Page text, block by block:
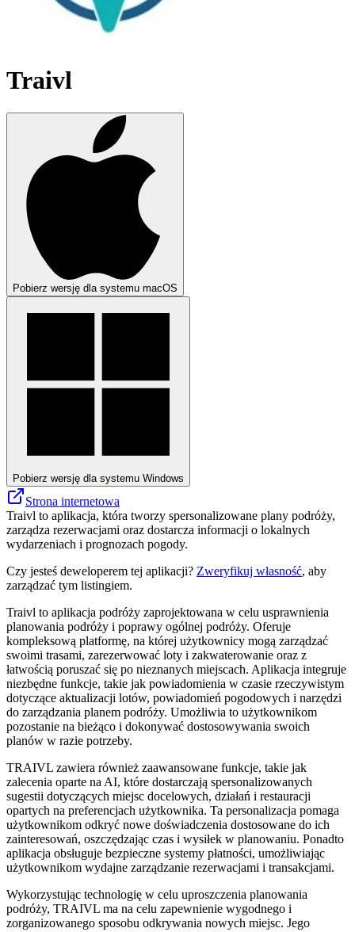
Traivl
Pobierz wersję dla systemu macOS
Pobierz wersję dla systemu Windows
Strona internetowa
Traivl to aplikacja, która tworzy spersonalizowane plany podróży,
zarządza rezerwacjami oraz dostarcza informacji o lokalnych
wydarzeniach i prognozach pogody.
Czy jesteś deweloperem tej aplikacji? Zweryfikuj własność, aby
zarządzać tym listingiem.
Traivl to aplikacja podróży zaprojektowana w celu usprawnienia
planowania podróży i poprawy ogólnej podróży. Oferuje
kompleksową platformę, na której użytkownicy mogą zarządzać
swoimi trasami, zarezerwować loty i zakwaterowanie oraz z
łatwością poruszać się po nieznanych miejscach. Aplikacja integruje
niezbędne funkcje, takie jak powiadomienia w czasie rzeczywistym
dotyczące aktualizacji lotów, powiadomień pogodowych i narzędzi
do zarządzania planem podróży. Umożliwia to użytkownikom
pozostanie na bieżąco i dokonywać dostosowywania swoich
planów w razie potrzeby.
TRAIVL zawiera również zaawansowane funkcje, takie jak
zalecenia oparte na AI, które dostarczają spersonalizowanych
sugestii dotyczących miejsc docelowych, działań i restauracji
opartych na preferencjach użytkownika. Ta personalizacja pomaga
użytkownikom odkryć nowe doświadczenia dostosowane do ich
zainteresowań, oszczędzając czas i wysiłek w planowaniu. Ponadto
aplikacja obsługuje bezpieczne systemy płatności, umożliwiając
użytkownikom wydajne zarządzanie rezerwacjami i transakcjami.
Wykorzystując technologię w celu uproszczenia planowania
podróży, TRAIVL ma na celu zapewnienie wygodnego i
zorganizowanego sposobu odkrywania nowych miejsc. Jego